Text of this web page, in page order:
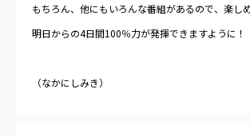
もちろん、他にもいろんな番組があるので、楽し
明日からの4日間100％力が発揮できますように！
（なかにしみき）